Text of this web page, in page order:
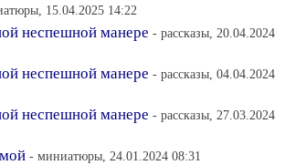
15.04.2025 14:22
неспешной манере - рассказы, 20.04.2024
неспешной манере - рассказы, 04.04.2024
неспешной манере - рассказы, 27.03.2024
- миниатюры, 24.01.2024 08:31